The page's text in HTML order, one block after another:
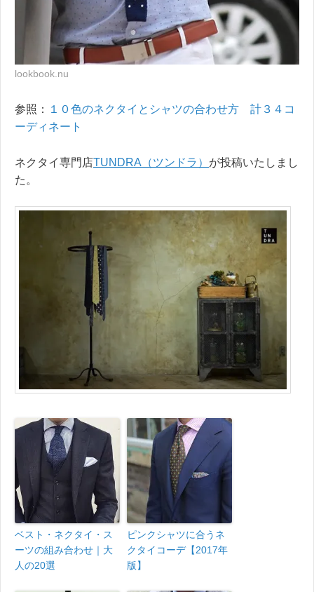
lookbook.nu
参照：
１０色のネクタイとシャツの合わせ方 計３４コ
ーディネート
ネクタイ専門店TUNDRA（ツンドラ） が投稿いたしまし
た。
ベスト・ネクタイ・ス
ーツの組み合わせ｜大
人の20選
ピンクシャツに合うネ
クタイコーデ【2017年
版】